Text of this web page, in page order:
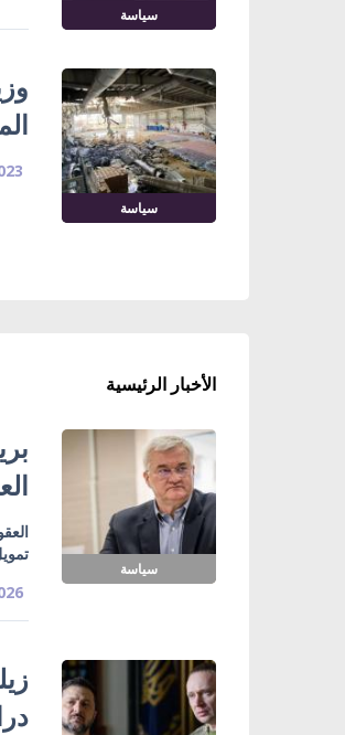
سياسة
سياسة
الأخبار الرئيسية
سياسة